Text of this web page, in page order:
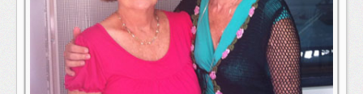
L'équipe